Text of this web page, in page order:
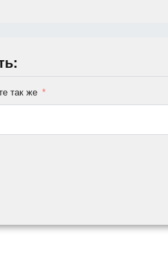
так же